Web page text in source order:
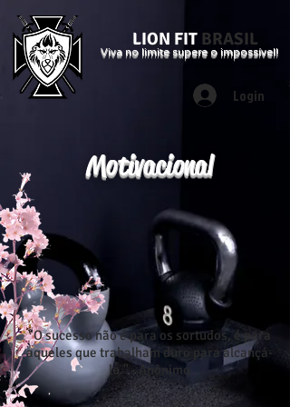
LION FIT BRASIL
Viva no limite supere o impossível!
Login
Motivacional
"O sucesso não é para os sortudos, é para
aqueles que trabalham duro para alcançá-
lo." - Anônimo